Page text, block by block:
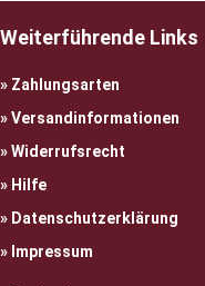
Weiterführende Links
Zahlungsarten
Versandinformationen
Widerrufsrecht
Hilfe
Datenschutzerklärung
Impressum